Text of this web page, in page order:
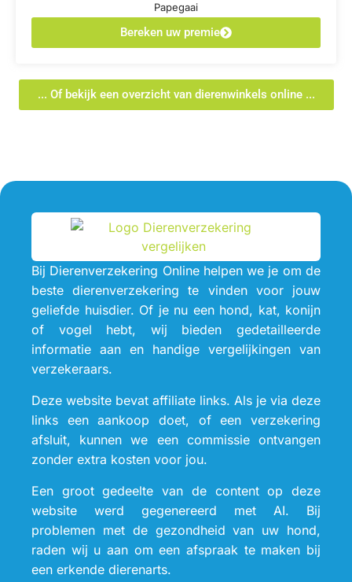
Papegaai
Bereken uw premie
... Of bekijk een overzicht van dierenwinkels online ...
Bij Dierenverzekering Online helpen we je om de
beste dierenverzekering te vinden voor jouw
geliefde huisdier. Of je nu een hond, kat, konijn
of vogel hebt, wij bieden gedetailleerde
informatie aan en handige vergelijkingen van
verzekeraars.
Deze website bevat affiliate links. Als je via deze
links een aankoop doet, of een verzekering
afsluit, kunnen we een commissie ontvangen
zonder extra kosten voor jou.
Een groot gedeelte van de content op deze
website werd gegenereerd met AI. Bij
problemen met de gezondheid van uw hond,
raden wij u aan om een afspraak te maken bij
een erkende dierenarts.